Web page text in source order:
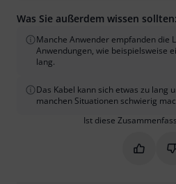
Was Sie außerdem wissen sollten:
Manche Anwender empfanden die
Anwendungen, wie beispielsweise
lang.
Das Kabel kann sich etwas zu lang
manchen Situationen schwierig
Ist diese